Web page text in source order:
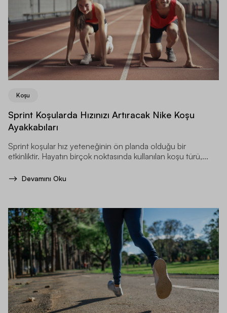
Koşu
Sprint Koşularda Hızınızı Artıracak Nike Koşu
Ayakkabıları
Sprint koşular hız yeteneğinin ön planda olduğu bir
etkinliktir. Hayatın birçok noktasında kullanılan koşu türü,...
Devamını Oku